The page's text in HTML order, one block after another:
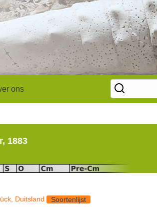
ons
1883
Duitsland
Soortenlijst